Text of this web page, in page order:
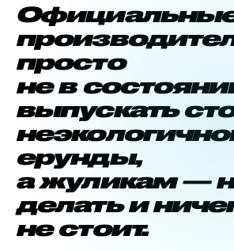
просто
не в
выпускать
ерунды,
а жуликам —
делать и
не стоит.